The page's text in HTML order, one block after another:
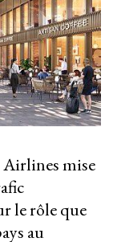
mise
le rôle que
au